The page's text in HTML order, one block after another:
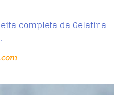
completa da Gelatina